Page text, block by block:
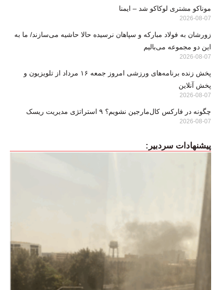
موناکو مشتری لوکاکو شد – ایمنا
2026-08-07
زورشان به فولاد مبارکه و سپاهان نرسیده حالا حاشیه می‌سازند/ ما به
این دو مجموعه می‌بالیم
2026-08-07
پخش زنده برنامه‌های ورزشی امروز جمعه ۱۶ مرداد از تلویزیون و
پخش آنلاین
2026-08-07
چگونه در فارکس کال‌مارجین نشویم؟ ۹ استراتژی مدیریت ریسک
2026-08-07
پیشنهادات سردبیر: